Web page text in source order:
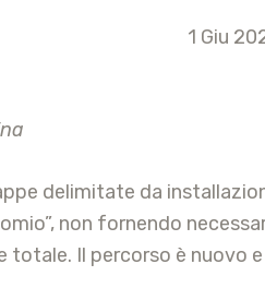
1 Giu
delimitate da
non fornendo
Il percorso è nuovo